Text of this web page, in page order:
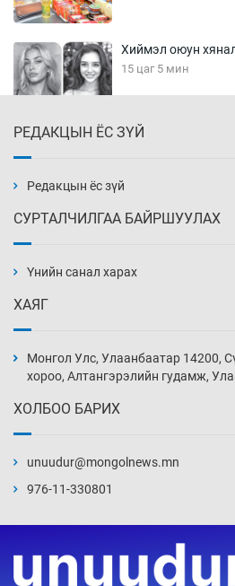
Хиймэл оюун
15 цаг 5 мин
15 цаг 35 мин
нэмэгджээ
16 цаг 5 мин
16 цаг 35 мин
17 цаг 5 мин
РЕДАКЦЫН ЁС ЗҮЙ
Редакцын ёс зүй
СУРТАЛЧИЛГАА БАЙРШУУЛАХ
Үнийн санал харах
ХАЯГ
Монгол Улс, Улаанбаатар 14200,
хороо, Алтангэрэлийн гудамж,
ХОЛБОО БАРИХ
unuudur@mongolnews.mn
976-11-330801